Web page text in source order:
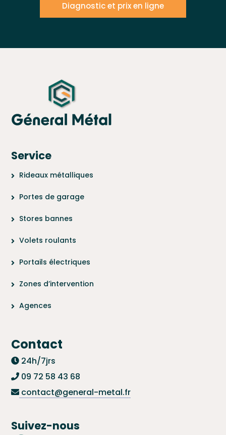
Diagnostic et prix en ligne
Service
Rideaux métalliques
Portes de garage
Stores bannes
Volets roulants
Portails électriques
Zones d’intervention
Agences
Contact
24h/7jrs
09 72 58 43 68
contact@general-metal.fr
Suivez-nous